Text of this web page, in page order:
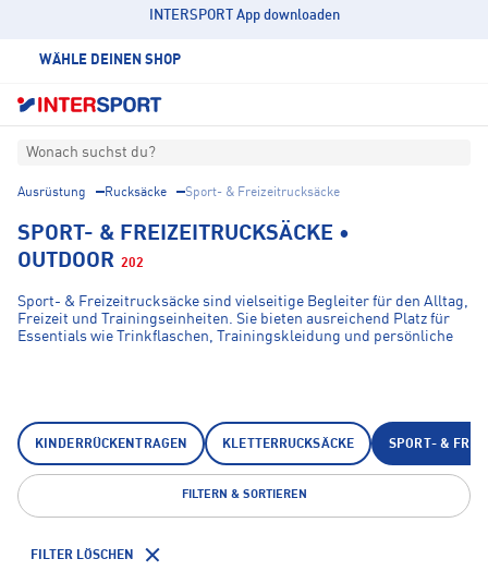
INTERSPORT App downloaden
WÄHLE DEINEN SHOP
Wonach suchst du?
Ausrüstung Rucksäcke Sport- & Freizeitrucksäcke
SPORT- & FREIZEITRUCKSÄCKE •
OUTDOOR 202
Sport- & Freizeitrucksäcke sind vielseitige Begleiter für den Alltag,
Freizeit und Trainingseinheiten. Sie bieten ausreichend Platz für
Essentials wie Trinkflaschen, Trainingskleidung und persönliche
ihrer modernen Optik und praktischen Ausstattung sind sie ideal
für alle.
KINDERRÜCKENTRAGEN KLETTERRUCKSÄCKE SPORT- &
FILTERN & SORTIEREN
FILTER LÖSCHEN